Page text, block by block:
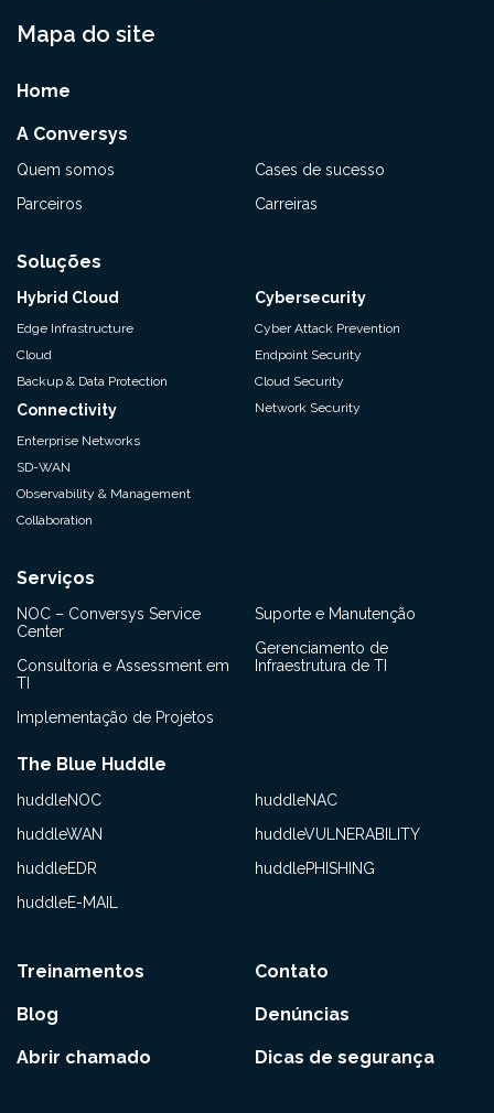
Mapa do site
Home
A Conversys
Quem somos
Parceiros
Cases de sucesso
Carreiras
Soluções
Hybrid Cloud
Edge Infrastructure
Cloud
Backup & Data Protection
Connectivity
Enterprise Networks
SD-WAN
Observability & Management
Collaboration
Cybersecurity
Cyber Attack Prevention
Endpoint Security
Cloud Security
Network Security
Serviços
NOC – Conversys Service
Center
Consultoria e Assessment em
TI
Implementação de Projetos
Suporte e Manutenção
Gerenciamento de
Infraestrutura de TI
The Blue Huddle
huddleNOC
huddleWAN
huddleEDR
huddleE-MAIL
huddleNAC
huddleVULNERABILITY
huddlePHISHING
Treinamentos
Blog
Abrir chamado
Contato
Denúncias
Dicas de segurança